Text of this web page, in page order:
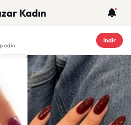
Kadın
edin
İndir